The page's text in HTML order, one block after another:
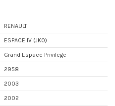
RENAULT
ESPACE IV (JK0)
Grand Espace Privilege
2958
2003
2002